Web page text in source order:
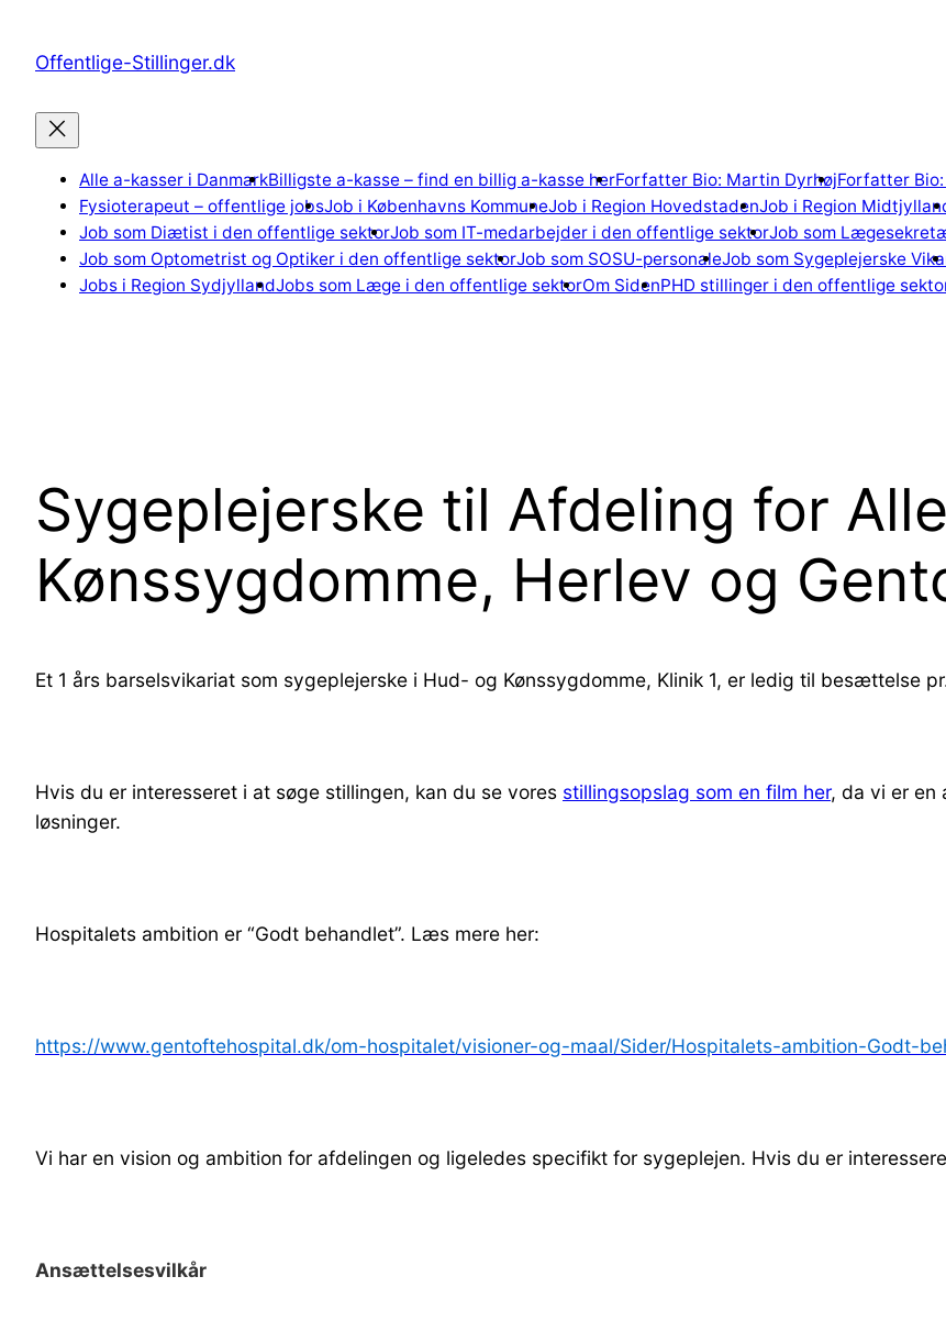
indholdOffentlige-Stillinger.dk
Alle a-kasser i DanmarkBilligste a-kasse – find en billig a-kasse herForfatter Bio: Martin DyrhøjForfatter
Fysioterapeut – offentlige jobsJob i Københavns KommuneJob i Region HovedstadenJob i Region
Job som Diætist i den offentlige sektorJob som IT-medarbejder i den offentlige sektorJob som
Job som Optometrist og Optiker i den offentlige sektorJob som SOSU-personaleJob som Sygeplejerske
Jobs i Region SydjyllandJobs som Læge i den offentlige sektorOm SidenPHD stillinger i den offentlige
Sygeplejerske til Afdeling for
Kønssygdomme, Herlev og
Et 1 års barselsvikariat som sygeplejerske i Hud- og Kønssygdomme, Klinik 1, er ledig til besættelse
Hvis du er interesseret i at søge stillingen, kan du se vores stillingsopslag som en film her, da vi er en
løsninger.
Hospitalets ambition er “Godt behandlet”. Læs mere her:
https://www.gentoftehospital.dk/om-hospitalet/visioner-og-maal/Sider/Hospitalets-ambition-Godt-
Vi har en vision og ambition for afdelingen og ligeledes specifikt for sygeplejen. Hvis du er
Ansættelsesvilkår